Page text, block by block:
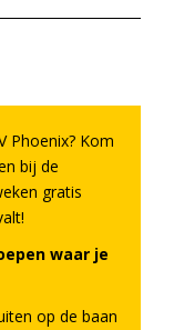
Phoenix? Kom
bij de
gratis
waar je
op de baan